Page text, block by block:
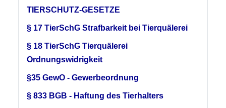
TIERSCHUTZ-GESETZE
§ 17 TierSchG Strafbarkeit bei Tierquälerei
§ 18 TierSchG Tierquälerei
Ordnungswidrigkeit
§35 GewO - Gewerbeordnung
§ 833 BGB - Haftung des Tierhalters